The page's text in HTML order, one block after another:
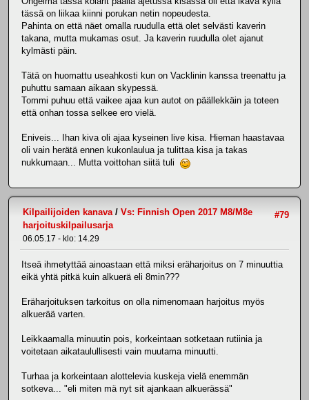
tässä on liikaa kiinni porukan netin nopeudesta.
Pahinta on että näet omalla ruudulla että olet selvästi kaverin
takana, mutta mukamas osut. Ja kaverin ruudulla olet ajanut
kylmästi päin.
Tätä on huomattu useahkosti kun on Vacklinin kanssa treenattu ja
puhuttu samaan aikaan skypessä.
Tommi puhuu että vaikee ajaa kun autot on päällekkäin ja toteen
että onhan tossa selkee ero vielä.
Eniveis... Ihan kiva oli ajaa kyseinen live kisa. Hieman haastavaa
oli vain herätä ennen kukonlaulua ja tulittaa kisa ja takas
nukkumaan... Mutta voittohan siitä tuli
#79
Kilpailijoiden kanava / Vs: Finnish Open 2017 M8/M8e
harjoituskilpailusarja
06.05.17 - klo: 14.29
Itseä ihmetyttää ainoastaan että miksi eräharjoitus on 7 minuuttia
eikä yhtä pitkä kuin alkuerä eli 8min???
Eräharjoituksen tarkoitus on olla nimenomaan harjoitus myös
alkuerää varten.
Leikkaamalla minuutin pois, korkeintaan sotketaan rutiinia ja
voitetaan aikataulullisesti vain muutama minuutti.
Turhaa ja korkeintaan alottelevia kuskeja vielä enemmän
sotkeva... "eli miten mä nyt sit ajankaan alkuerässä"